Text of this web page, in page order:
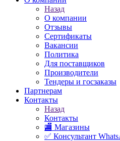
Назад
О компании
Отзывы
Сертификаты
Вакансии
Политика
Для поставщиков
Производители
Тендеры и госзаказы
Партнерам
Контакты
Назад
Контакты
🏬 Магазины
✅️ Консультант